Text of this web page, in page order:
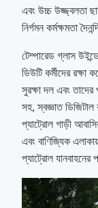
এবং উচ্চ উজ্জ্বলতা
নির্গমন কর্মক্ষমতা
টেম্পারেড গ্লাস
ডিউটি কর্মীদের
সুরক্ষা দল এবং
সহ, স্বজ্ঞাত
প্যাট্রোল গাড়ী
এবং বাণিজ্যিক
প্যাট্রোল যানবাহনের